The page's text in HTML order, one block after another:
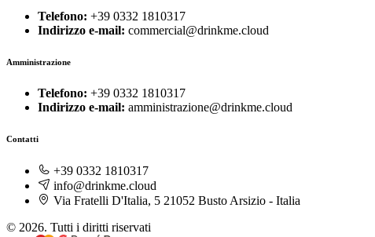
Telefono: +39 0332 1810317
Indirizzo e-mail: commercial@drinkme.cloud
Amministrazione
Telefono: +39 0332 1810317
Indirizzo e-mail: amministrazione@drinkme.cloud
Contatti
+39 0332 1810317
info@drinkme.cloud
Via Fratelli D'Italia, 5 21052 Busto Arsizio - Italia
© 2026. Tutti i diritti riservati